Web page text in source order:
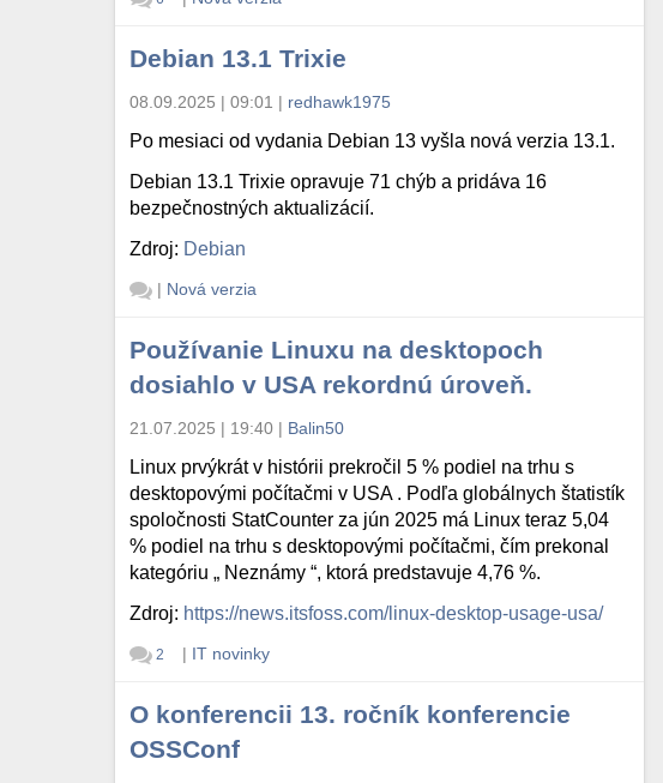
Debian 13.1 Trixie
08.09.2025 | 09:01 | redhawk1975
Po mesiaci od vydania Debian 13 vyšla nová verzia 13.1.
Debian 13.1 Trixie opravuje 71 chýb a pridáva 16
bezpečnostných aktualizácií.
Zdroj: Debian
| Nová verzia
Používanie Linuxu na desktopoch
dosiahlo v USA rekordnú úroveň.
21.07.2025 | 19:40 | Balin50
Linux prvýkrát v histórii prekročil 5 % podiel na trhu s
desktopovými počítačmi v USA . Podľa globálnych štatistík
spoločnosti StatCounter za jún 2025 má Linux teraz 5,04
% podiel na trhu s desktopovými počítačmi, čím prekonal
kategóriu „ Neznámy “, ktorá predstavuje 4,76 %.
Zdroj: https://news.itsfoss.com/linux-desktop-usage-usa/
2 | IT novinky
O konferencii 13. ročník konferencie
OSSConf